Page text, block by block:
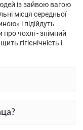
із зайвою вагою
місця середньої
і підійдуть
чохлі - знімний
гігієнічність і